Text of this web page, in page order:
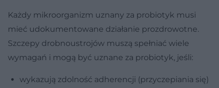
Każdy mikroorganizm uznany za probiotyk musi
mieć udokumentowane działanie prozdrowotne.
Szczepy drobnoustrojów muszą spełniać wiele
wymagań i mogą być uznane za probiotyk, jeśli:
wykazują zdolność adherencji (przyczepiania się)